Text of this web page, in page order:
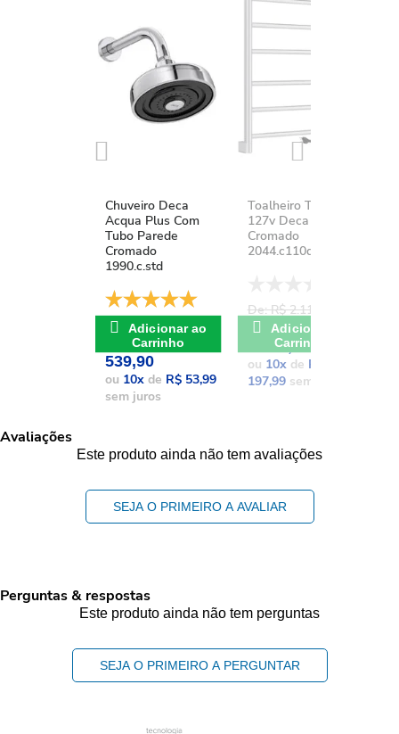
Chuveiro Deca
Acqua Plus Com
Tubo Parede
Cromado
1990.c.std
De: R$ 741,17
POR: R$
539,90
ou 10xde R$ 53,99
sem juros
Adicionar ao
Carrinho
Toalheiro Térmico
127v Deca You
Cromado
2044.c110d.aqc
De: R$ 2.111,37
POR: R$
1.979,90
ou 10xde R$
197,99sem juros
Carrinho
Avaliações
Este produto ainda não tem avaliações
SEJA O PRIMEIRO A AVALIAR
Perguntas & respostas
Este produto ainda não tem perguntas
SEJA O PRIMEIRO A PERGUNTAR